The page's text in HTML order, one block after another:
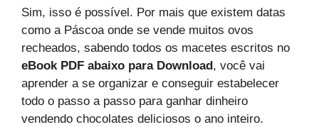
Sim, isso é possível. Por mais que existem datas
como a Páscoa onde se vende muitos ovos
recheados, sabendo todos os macetes escritos no
eBook PDF abaixo para Download , você vai
aprender a se organizar e conseguir estabelecer
todo o passo a passo para ganhar dinheiro
vendendo chocolates deliciosos o ano inteiro.